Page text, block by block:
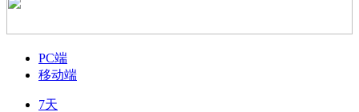
PC端
移动端
7天